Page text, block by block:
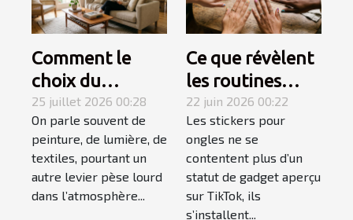
Comment le
choix du
mobilier
influence-t-il
l’ambiance
d’une pièce ?
25 juillet 2026 00:28
On parle souvent de
peinture, de lumière, de
textiles, pourtant un
autre levier pèse lourd
dans l’atmosphère...
Ce que révèlent
les routines
beauté sur
l'explosion des
stickers ongles
22 juin 2026 00:22
Les stickers pour
ongles ne se
contentent plus d’un
statut de gadget aperçu
sur TikTok, ils
s’installent...